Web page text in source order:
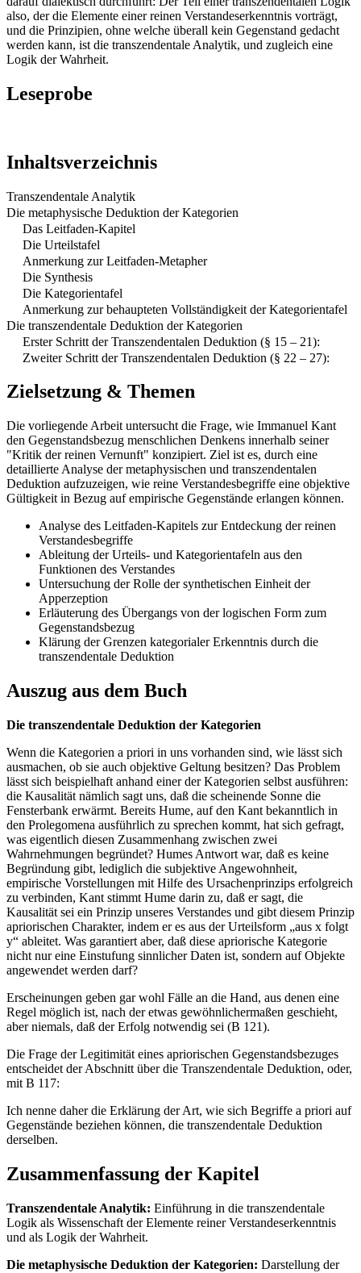
also, der die Elemente einer reinen Verstandeserkenntnis vorträgt,
und die Prinzipien, ohne welche überall kein Gegenstand gedacht
werden kann, ist die transzendentale Analytik, und zugleich eine
Logik der Wahrheit.
Leseprobe
Inhaltsverzeichnis
Transzendentale Analytik
Die metaphysische Deduktion der Kategorien
Das Leitfaden-Kapitel
Die Urteilstafel
Anmerkung zur Leitfaden-Metapher
Die Synthesis
Die Kategorientafel
Anmerkung zur behaupteten Vollständigkeit der Kategorientafel
Die transzendentale Deduktion der Kategorien
Erster Schritt der Transzendentalen Deduktion (§ 15 – 21):
Zweiter Schritt der Transzendentalen Deduktion (§ 22 – 27):
Zielsetzung & Themen
Die vorliegende Arbeit untersucht die Frage, wie Immanuel Kant
den Gegenstandsbezug menschlichen Denkens innerhalb seiner
"Kritik der reinen Vernunft" konzipiert. Ziel ist es, durch eine
detaillierte Analyse der metaphysischen und transzendentalen
Deduktion aufzuzeigen, wie reine Verstandesbegriffe eine objektive
Gültigkeit in Bezug auf empirische Gegenstände erlangen können.
Analyse des Leitfaden-Kapitels zur Entdeckung der reinen
Verstandesbegriffe
Ableitung der Urteils- und Kategorientafeln aus den
Funktionen des Verstandes
Untersuchung der Rolle der synthetischen Einheit der
Apperzeption
Erläuterung des Übergangs von der logischen Form zum
Gegenstandsbezug
Klärung der Grenzen kategorialer Erkenntnis durch die
transzendentale Deduktion
Auszug aus dem Buch
Die transzendentale Deduktion der Kategorien
Wenn die Kategorien a priori in uns vorhanden sind, wie lässt sich
ausmachen, ob sie auch objektive Geltung besitzen? Das Problem
lässt sich beispielhaft anhand einer der Kategorien selbst ausführen:
die Kausalität nämlich sagt uns, daß die scheinende Sonne die
Fensterbank erwärmt. Bereits Hume, auf den Kant bekanntlich in
den Prolegomena ausführlich zu sprechen kommt, hat sich gefragt,
was eigentlich diesen Zusammenhang zwischen zwei
Wahrnehmungen begründet? Humes Antwort war, daß es keine
Begründung gibt, lediglich die subjektive Angewohnheit,
empirische Vorstellungen mit Hilfe des Ursachenprinzips erfolgreich
zu verbinden, Kant stimmt Hume darin zu, daß er sagt, die
Kausalität sei ein Prinzip unseres Verstandes und gibt diesem Prinzip
apriorischen Charakter, indem er es aus der Urteilsform „aus x folgt
y“ ableitet. Was garantiert aber, daß diese apriorische Kategorie
nicht nur eine Einstufung sinnlicher Daten ist, sondern auf Objekte
angewendet werden darf?
Erscheinungen geben gar wohl Fälle an die Hand, aus denen eine
Regel möglich ist, nach der etwas gewöhnlichermaßen geschieht,
aber niemals, daß der Erfolg notwendig sei (B 121).
Die Frage der Legitimität eines apriorischen Gegenstandsbezuges
entscheidet der Abschnitt über die Transzendentale Deduktion, oder,
mit B 117:
Ich nenne daher die Erklärung der Art, wie sich Begriffe a priori auf
Gegenstände beziehen können, die transzendentale Deduktion
derselben.
Zusammenfassung der Kapitel
Transzendentale Analytik: Einführung in die transzendentale
Logik als Wissenschaft der Elemente reiner Verstandeserkenntnis
und als Logik der Wahrheit.
Die metaphysische Deduktion der Kategorien: Darstellung der